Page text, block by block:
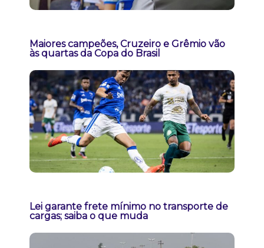
Maiores campeões, Cruzeiro e Grêmio vão
às quartas da Copa do Brasil
Lei garante frete mínimo no transporte de
cargas; saiba o que muda